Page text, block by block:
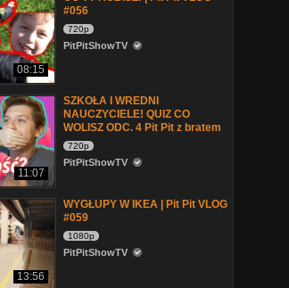
08:15
#056
720p
PitPitShowTV
11:07
SZKOŁA I WREDNI
NAUCZYCIELE! QUIZ CO
WOLISZ ODC. 4 Pit Pit z bratem
720p
PitPitShowTV
13:56
WYGŁUPY W IKEA | Pit Pit VLOG
#059
1080p
PitPitShowTV